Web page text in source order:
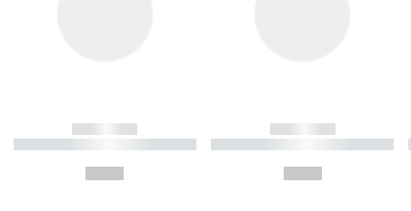
------------
----------- ----------- ----------
------------
----------- ----------- ----------